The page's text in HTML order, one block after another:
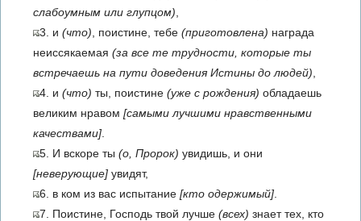
слабоумным или глупцом)
3. и (что) , поистине, тебе (приготовлена) награда
неиссякаемая (за все те трудности, которые ты
встречаешь на пути доведения Истины до людей)
4. и (что) ты, поистине (уже с рождения) обладаешь
великим нравом [самыми лучшими нравственными
качествами]
5. И вскоре ты (о, Пророк) увидишь, и они
[неверующие] увидят,
6. в ком из вас испытание [кто одержимый]
7. Поистине, Господь твой лучше (всех) знает тех, кто